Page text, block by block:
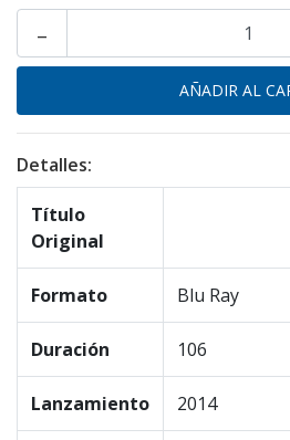
-
Detalles:
Título
Original
Formato Blu Ray
Duración 106
Lanzamiento 2014